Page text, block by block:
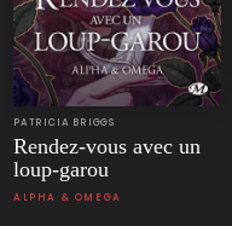
PATRICIA BRIGGS
Rendez-vous avec un
loup-garou
ALPHA & OMEGA